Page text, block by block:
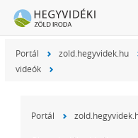
Portál zold.hegyvidek.hu
videók
Portál